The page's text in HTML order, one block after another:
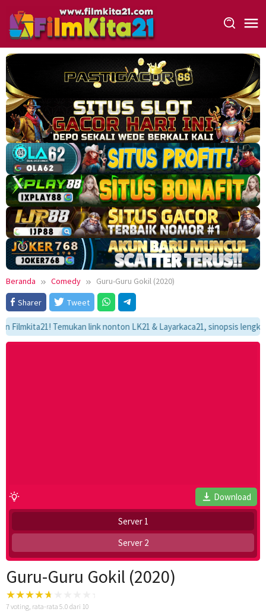
konten
Beranda Comedy
Guru-Guru Gokil (2020)
Sharer
Tweet
Temukan link nonton LK21 & Layarkaca21, sinopsis
Download
Server 1
Server 2
Guru-Guru Gokil (2020)
7 voting, rata-rata 5.0 dari 10